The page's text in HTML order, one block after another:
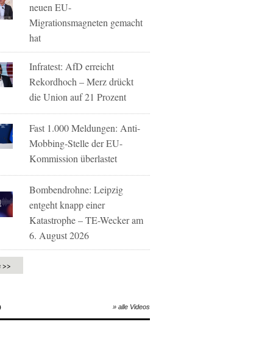
neuen EU-
Migrationsmagneten gemacht
hat
Infratest: AfD erreicht
Rekordhoch – Merz drückt
die Union auf 21 Prozent
Fast 1.000 Meldungen: Anti-
Mobbing-Stelle der EU-
Kommission überlastet
Bombendrohne: Leipzig
entgeht knapp einer
Katastrophe – TE-Wecker am
6. August 2026
>>
» alle Videos